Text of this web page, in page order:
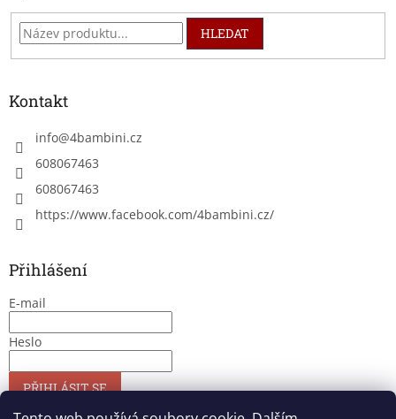
HLEDAT
Kontakt
info@4bambini.cz
608067463
608067463
https://www.facebook.com/4bambini.cz/
Přihlášení
E-mail
Heslo
PŘIHLÁSIT SE
Nová registraceZapomenuté heslo